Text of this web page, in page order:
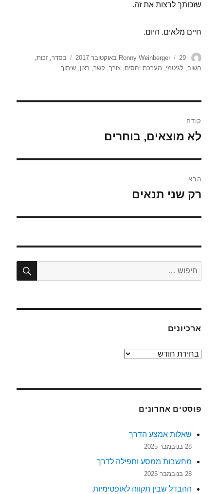
שזכותך לרצות את זה.
חיים מלאים. היום.
מחבר Ronny Weinberger
פורסם
בתאריך
29 באוקטובר 2017 תגיות
בסדר,זכות,
חשוב,לגיטמי, מערכת יחסים,צורך, קשר, רצון,שיתוף
קודם
הפוסט
לא מוצאים, בוחרים
הבא
הפוסט
רק שני תנאים
חפש:
ארכיונים
ארכיונים
פוסטים אחרונים
שאלות אמצע הדרך
28 בנובמבר 2025
מחשבות ממסע ותפילה לדרך
28 בנובמבר 2025
ההבדל שבין תקווה לאופטימיות